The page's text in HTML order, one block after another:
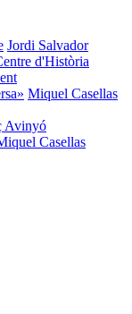
Jordi Salvador
d'Història
Miquel Casellas
Avinyó
Casellas